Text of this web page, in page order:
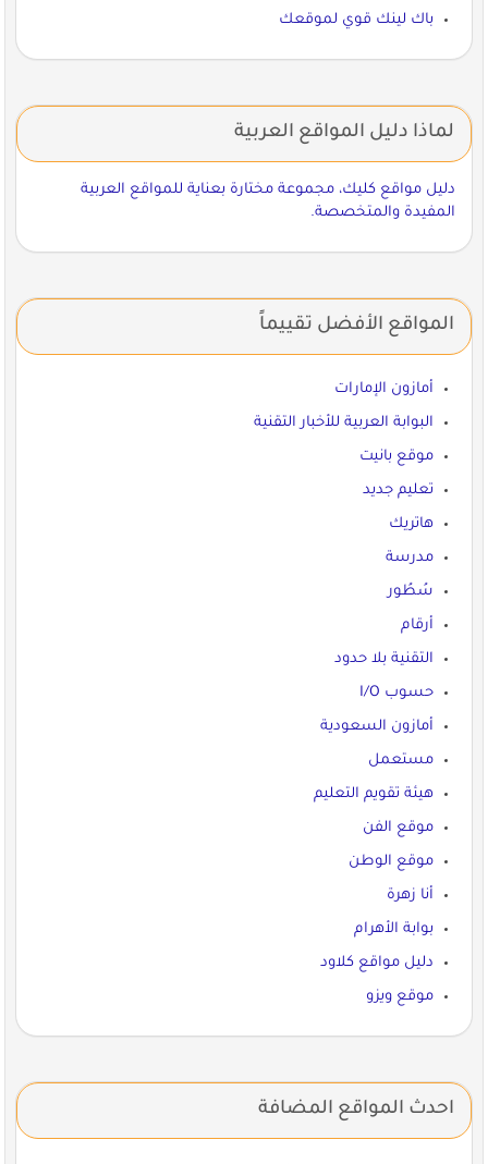
باك لينك قوي لموقعك
لماذا دليل المواقع العربية
دليل مواقع كليك، مجموعة مختارة بعناية للمواقع العربية
المفيدة والمتخصصة.
المواقع الأفضل تقييماً
أمازون الإمارات
البوابة العربية للأخبار التقنية
موقع بانيت
تعليم جديد
هاتريك
مدرسة
سُطُور
أرقام
التقنية بلا حدود
حسوب I/O
أمازون السعودية
مستعمل
هيئة تقويم التعليم
موقع الفن
موقع الوطن
أنا زهرة
بوابة الأهرام
دليل مواقع كلاود
موقع ويزو
احدث المواقع المضافة